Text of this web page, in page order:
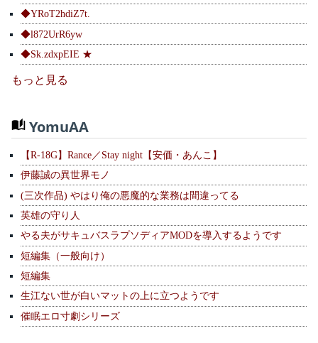
◆YRoT2hdiZ7t.
◆l872UrR6yw
◆Sk.zdxpEIE ★
もっと見る
YomuAA
【R-18G】Rance／Stay night【安価・あんこ】
伊藤誠の異世界モノ
(三次作品) やはり俺の悪魔的な業務は間違ってる
英雄の守り人
やる夫がサキュバスラプソディアMODを導入するようです
短編集（一般向け）
短編集
生江ない世が白いマットの上に立つようです
催眠エロ寸劇シリーズ